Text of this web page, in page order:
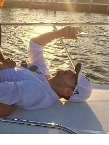
paylaşan gençlerin
için bir araya getirdik.
yerine, sosyal
kaçıran 35